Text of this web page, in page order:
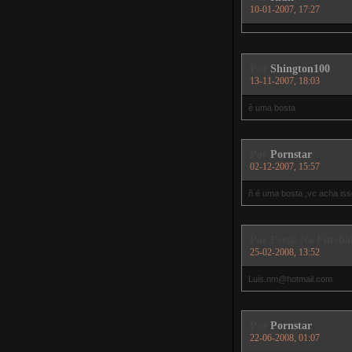
10-01-2007, 17:27
Shington100
13-11-2007, 18:03
é uma bosta
Pornstar
02-12-2007, 15:57
ñ é uma bosta ,vc acha
25-02-2008, 13:52
Luis.nm@hotmail.com
Pornstar
22-06-2008, 01:07